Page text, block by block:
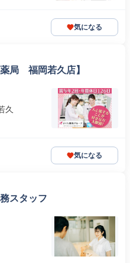
気になる
局 福岡若久店】
久
気になる
スタッフ